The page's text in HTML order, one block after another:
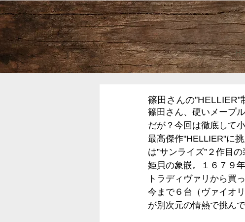
篠田さんの”HELLIER”
篠田さん、硬いメープ
だが？今回は徹底して
最高傑作"HELLIER"に
は”サンライズ”２作目
姫貝の象嵌。１６７９
トラディヴァリから買
今まで６台（ヴァイオ
が別次元の情熱で挑んで